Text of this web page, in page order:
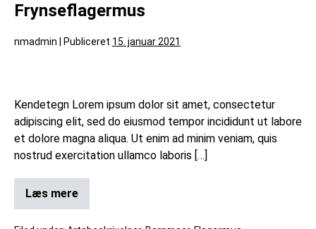
Frynseflagermus
nmadmin Publiceret 15. januar 2021
Kendetegn Lorem ipsum dolor sit amet, consectetur
adipiscing elit, sed do eiusmod tempor incididunt ut labore
et dolore magna aliqua. Ut enim ad minim veniam, quis
nostrud exercitation ullamco laboris […]
Læs mere